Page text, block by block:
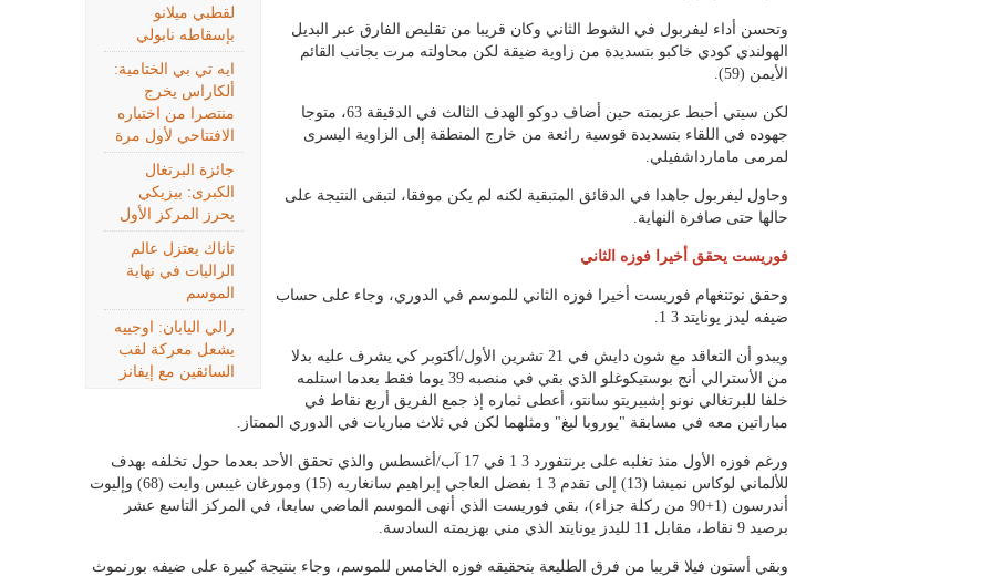
لقطبي ميلانو
بإسقاطه نابولي
ايه تي بي الختامية:
ألكاراس يخرج
منتصرا من اختباره
الافتتاحي لأول مرة
جائزة البرتغال
الكبرى: بيزيكي
يحرز المركز الأول
تاناك يعتزل عالم
الراليات في نهاية
الموسم
رالي اليابان: اوجييه
يشعل معركة لقب
السائقين مع إيفانز
وتحسن أداء ليفربول في الشوط الثاني وكان قريبا من تقليص الفارق عبر البديل
الهولندي كودي خاكبو بتسديدة من زاوية ضيقة لكن محاولته مرت بجانب القائم
الأيمن (59).
لكن سيتي أحبط عزيمته حين أضاف دوكو الهدف الثالث في الدقيقة 63، متوجا
جهوده في اللقاء بتسديدة قوسية رائعة من خارج المنطقة إلى الزاوية اليسرى
لمرمى مامارداشفيلي.
وحاول ليفربول جاهدا في الدقائق المتبقية لكنه لم يكن موفقا، لتبقى النتيجة على
حالها حتى صافرة النهاية.
فوريست يحقق أخيرا فوزه الثاني
وحقق نوتنغهام فوريست أخيرا فوزه الثاني للموسم في الدوري، وجاء على حساب
ضيفه ليدز يونايتد 3 1.
ويبدو أن التعاقد مع شون دايش في 21 تشرين الأول/أكتوبر كي يشرف عليه بدلا
من الأسترالي أنج بوستيكوغلو الذي بقي في منصبه 39 يوما فقط بعدما استلمه
خلفا للبرتغالي نونو إشبيريتو سانتو، أعطى ثماره إذ جمع الفريق أربع نقاط في
مباراتين معه في مسابقة "يوروبا ليغ" ومثلهما لكن في ثلاث مباريات في الدوري الممتاز.
ورغم فوزه الأول منذ تغلبه على برنتفورد 3 1 في 17 آب/أغسطس والذي تحقق الأحد بعدما حول تخلفه بهدف
للألماني لوكاس نميشا (13) إلى تقدم 3 1 بفضل العاجي إبراهيم سانغاريه (15) ومورغان غيبس وايت (68) وإليوت
أندرسون (1+90 من ركلة جزاء)، بقي فوريست الذي أنهى الموسم الماضي سابعا، في المركز التاسع عشر
برصيد 9 نقاط، مقابل 11 لليدز يونايتد الذي مني بهزيمته السادسة.
وبقي أستون فيلا قريبا من فرق الطليعة بتحقيقه فوزه الخامس للموسم، وجاء بنتيجة كبيرة على ضيفه بورنموث